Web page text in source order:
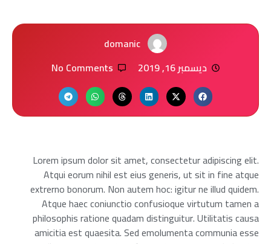
domanic
ديسمبر 16, 2019
No Comments
Lorem ipsum dolor sit amet, consectetur adipiscing elit.
Atqui eorum nihil est eius generis, ut sit in fine atque
extrerno bonorum. Non autem hoc: igitur ne illud quidem.
Atque haec coniunctio confusioque virtutum tamen a
philosophis ratione quadam distinguitur. Utilitatis causa
amicitia est quaesita. Sed emolumenta communia esse